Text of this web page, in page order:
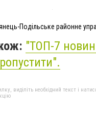
Подільське районне
"ТОП-7 новин
".
виділіть необхідний текст і